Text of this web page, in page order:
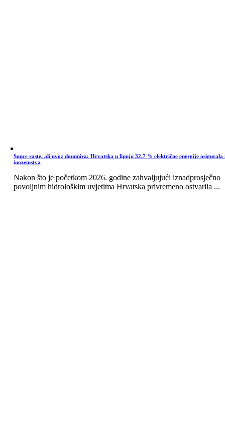
Sunce raste, ali uvoz dominira: Hrvatska u lipnju 32,7 % električne energije osigurala
inozemstva
Nakon što je početkom 2026. godine zahvaljujući iznadprosječno
povoljnim hidrološkim uvjetima Hrvatska privremeno ostvarila ...